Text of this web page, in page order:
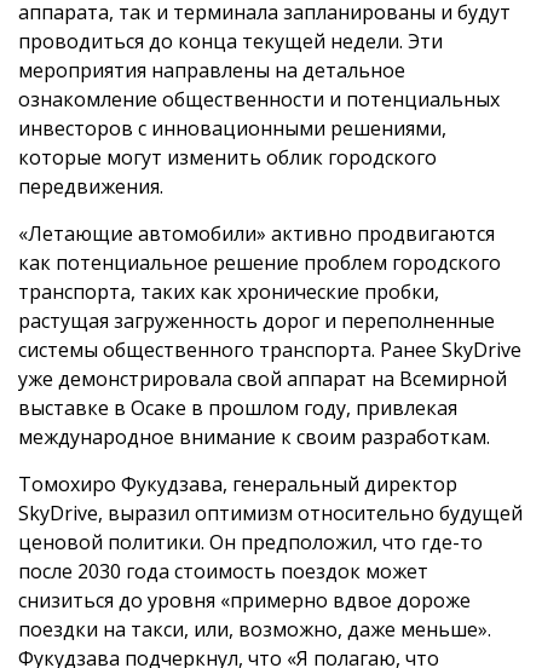
аппарата, так и терминала запланированы и будут
проводиться до конца текущей недели. Эти
мероприятия направлены на детальное
ознакомление общественности и потенциальных
инвесторов с инновационными решениями,
которые могут изменить облик городского
передвижения.
«Летающие автомобили» активно продвигаются
как потенциальное решение проблем городского
транспорта, таких как хронические пробки,
растущая загруженность дорог и переполненные
системы общественного транспорта. Ранее SkyDrive
уже демонстрировала свой аппарат на Всемирной
выставке в Осаке в прошлом году, привлекая
международное внимание к своим разработкам.
Томохиро Фукудзава, генеральный директор
SkyDrive, выразил оптимизм относительно будущей
ценовой политики. Он предположил, что где-то
после 2030 года стоимость поездок может
снизиться до уровня «примерно вдвое дороже
поездки на такси, или, возможно, даже меньше».
Фукудзава подчеркнул, что «Я полагаю, что